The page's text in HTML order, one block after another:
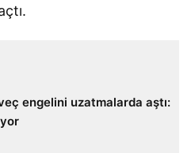
engelini uzatmalarda aştı: